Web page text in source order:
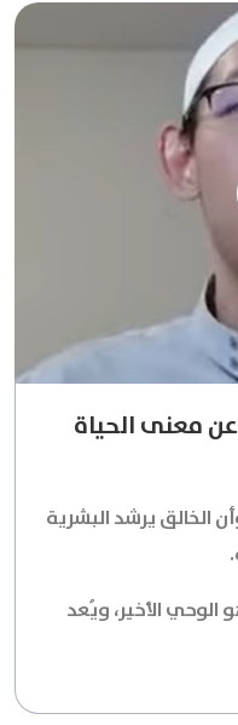
عن معنى الحياة
الخالق يرشد البشرية
الوحي الأخير، ويُعد